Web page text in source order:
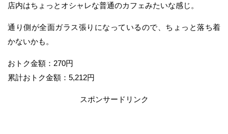
店内はちょっとオシャレな普通のカフェみたいな感じ。
通り側が全面ガラス張りになっているので、ちょっと落ち着
かないかも。
おトク金額：270円
累計おトク金額：5,212円
スポンサードリンク